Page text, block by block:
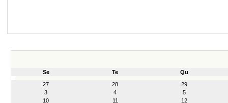
Se Te
Qu
27
28
29
3
4
5
10
11
12